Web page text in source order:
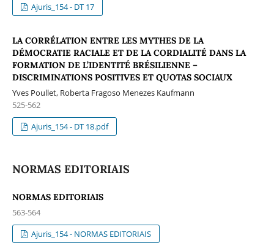
Ajuris_154 - DT 17
LA CORRÉLATION ENTRE LES MYTHES DE LA
DÉMOCRATIE RACIALE ET DE LA CORDIALITÉ DANS LA
FORMATION DE L’IDENTITÉ BRÉSILIENNE –
DISCRIMINATIONS POSITIVES ET QUOTAS SOCIAUX
Yves Poullet, Roberta Fragoso Menezes Kaufmann
525-562
Ajuris_154 - DT 18.pdf
NORMAS EDITORIAIS
NORMAS EDITORIAIS
563-564
Ajuris_154 - NORMAS EDITORIAIS